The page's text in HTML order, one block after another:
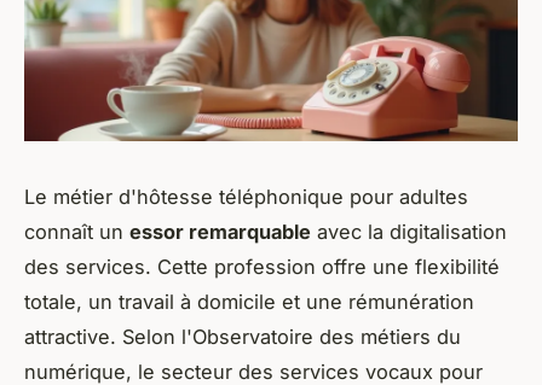
Le métier d'hôtesse téléphonique pour adultes
connaît un essor remarquable avec la digitalisation
des services. Cette profession offre une flexibilité
totale, un travail à domicile et une rémunération
attractive. Selon l'Observatoire des métiers du
numérique, le secteur des services vocaux pour